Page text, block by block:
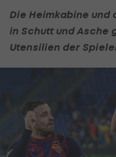
Die Heimkabine und
in Schutt und Asche
Utensilien der